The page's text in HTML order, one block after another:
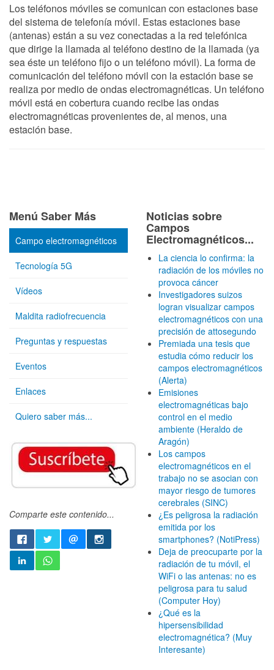
Los teléfonos móviles se comunican con estaciones base
del sistema de telefonía móvil. Estas estaciones base
(antenas) están a su vez conectadas a la red telefónica
que dirige la llamada al teléfono destino de la llamada (ya
sea éste un teléfono fijo o un teléfono móvil). La forma de
comunicación del teléfono móvil con la estación base se
realiza por medio de ondas electromagnéticas. Un teléfono
móvil está en cobertura cuando recibe las ondas
electromagnéticas provenientes de, al menos, una
estación base.
Menú Saber Más
Campo electromagnéticos
Tecnología 5G
Vídeos
Maldita radiofrecuencia
Preguntas y respuestas
Eventos
Enlaces
Quiero saber más...
Comparte este contenido...
Noticias sobre
Campos
Electromagnéticos...
La ciencia lo confirma: la
radiación de los móviles no
provoca cáncer
Investigadores suizos
logran visualizar campos
electromagnéticos con una
precisión de attosegundo
Premiada una tesis que
estudia cómo reducir los
campos electromagnéticos
(Alerta)
Emisiones
electromagnéticas bajo
control en el medio
ambiente (Heraldo de
Aragón)
Los campos
electromagnéticos en el
trabajo no se asocian con
mayor riesgo de tumores
cerebrales (SINC)
¿Es peligrosa la radiación
emitida por los
smartphones? (NotiPress)
Deja de preocuparte por la
radiación de tu móvil, el
WiFi o las antenas: no es
peligrosa para tu salud
(Computer Hoy)
¿Qué es la
hipersensibilidad
electromagnética? (Muy
Interesante)